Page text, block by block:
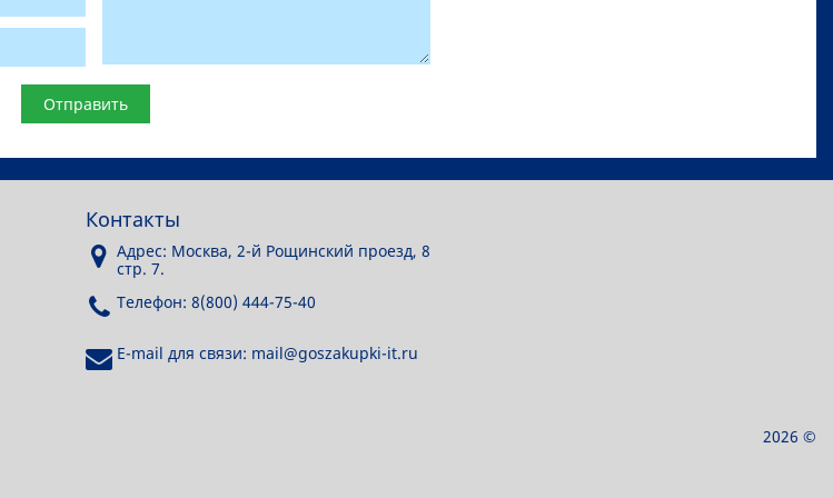
Контакты
Адрес: Москва, 2-й Рощинский проезд, 8
стр. 7.
Телефон: 8(800) 444-75-40
E-mail для связи: mail@goszakupki-it.ru
2026 ©